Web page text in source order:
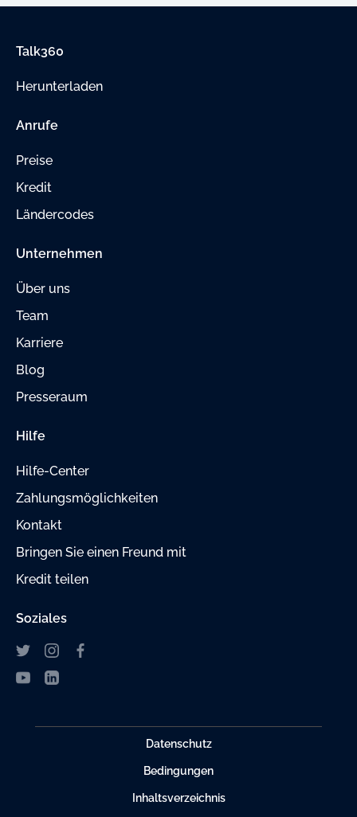
Talk360
Herunterladen
Anrufe
Preise
Kredit
Ländercodes
Unternehmen
Über uns
Team
Karriere
Blog
Presseraum
Hilfe
Hilfe-Center
Zahlungsmöglichkeiten
Kontakt
Bringen Sie einen Freund mit
Kredit teilen
Soziales
Datenschutz
Bedingungen
Inhaltsverzeichnis